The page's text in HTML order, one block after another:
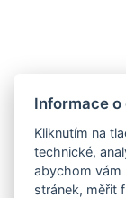
Informace o
Kliknutím na
technické,
abychom vám
stránek, měřit